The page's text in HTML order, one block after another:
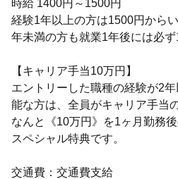
時給 1400円～1500円
経験1年以上の方は1500円から
年未満の方も就業1年後には必ず
【キャリア手当10万円】
エントリーした職種の経験が2
能な方は、全員がキャリア手当
なんと《10万円》を1ヶ月勤務
スペシャル特典です。
交通費：交通費支給